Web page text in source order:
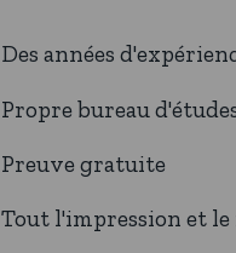
Des années
Propre bureau
Preuve gratuite
Tout l'impression et